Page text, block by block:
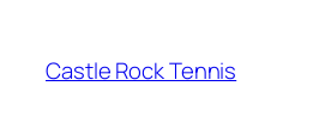
content
Castle Rock Tennis